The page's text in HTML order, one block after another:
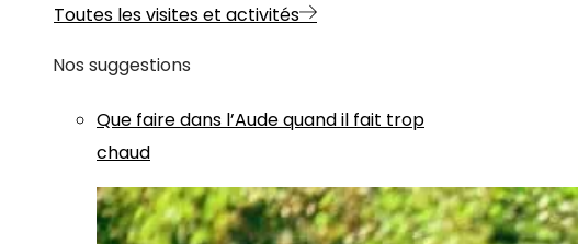
Toutes les visites et activités
Nos suggestions
Que faire dans l’Aude quand il fait trop
chaud